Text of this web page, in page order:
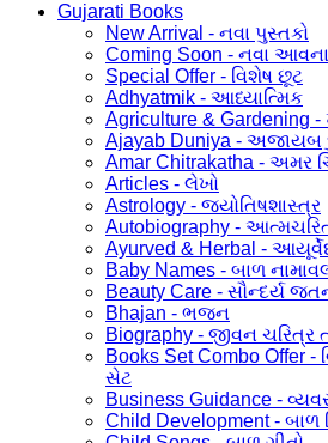
Gujarati Books
New Arrival - નવા પુસ્તકો
Coming Soon - નવા
Special Offer - વિશેષ છૂટ
Adhyatmik - આધ્યાત્મિક
Agriculture & Gardening -
Ajayab Duniya - અજાયબ
Amar Chitrakatha - અમર
Articles - લેખો
Astrology - જ્યોતિષશાસ્ત્ર
Autobiography -
Ayurved & Herbal -
Baby Names - બાળ
Beauty Care - સૌન્દર્ય
Bhajan - ભજન
Biography - જીવન
Books Set Combo Offer -
સેટ
Business Guidance -
Child Development - બાળ